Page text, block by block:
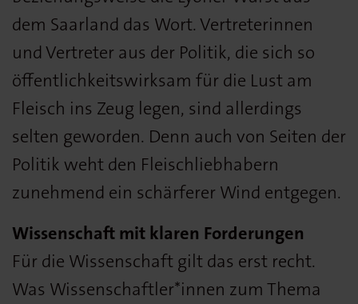
dem Saarland das Wort. Vertreterinnen
und Vertreter aus der Politik, die sich so
öffentlichkeitswirksam für die Lust am
Fleisch ins Zeug legen, sind allerdings
selten geworden. Denn auch von Seiten der
Politik weht den Fleischliebhabern
zunehmend ein schärferer Wind entgegen.
Wissenschaft mit klaren Forderungen
Für die Wissenschaft gilt das erst recht.
Was Wissenschaftler*innen zum Thema